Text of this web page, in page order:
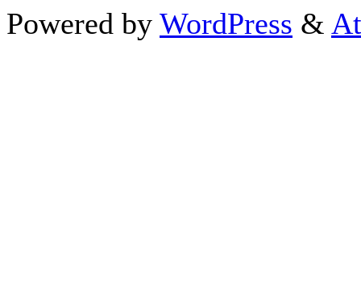
Powered by WordPress &